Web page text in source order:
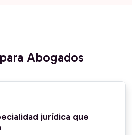
Abogados
jurídica que